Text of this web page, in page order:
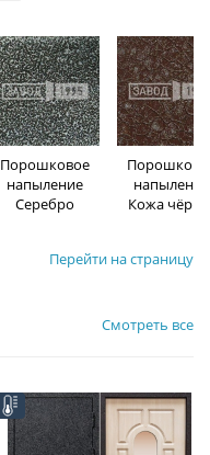
Порошковое
напыление
Серебро
напыление
Кожа
Перейти на страницу
Смотреть все